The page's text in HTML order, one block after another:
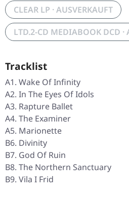
CLEAR LP · AUSVERKAUFT
LTD.2-CD MEDIABOOK DCD ·
Tracklist
A1. Wake Of Infinity
A2. In The Eyes Of Idols
A3. Rapture Ballet
A4. The Examiner
A5. Marionette
B6. Divinity
B7. God Of Ruin
B8. The Northern Sanctuary
B9. Vila I Frid